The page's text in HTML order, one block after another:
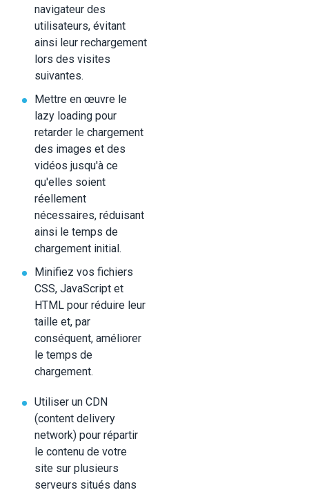
navigateur des
utilisateurs, évitant
ainsi leur rechargement
lors des visites
suivantes.
Mettre en œuvre le
lazy loading pour
retarder le chargement
des images et des
vidéos jusqu'à ce
qu'elles soient
réellement
nécessaires, réduisant
ainsi le temps de
chargement initial.
Minifiez vos fichiers
CSS, JavaScript et
HTML pour réduire leur
taille et, par
conséquent, améliorer
le temps de
chargement.
Utiliser un CDN
(content delivery
network) pour répartir
le contenu de votre
site sur plusieurs
serveurs situés dans